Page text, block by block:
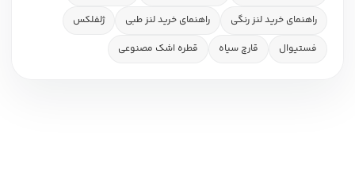
راهنمای خرید لنز رنگی
راهنمای خرید لنز طبی
ژلفلکس
فستیوال
قارچ سیاه قطره اشک مصنوعی